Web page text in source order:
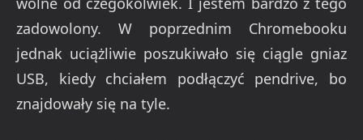
zadowolony. W poprzednim Chromebooku
jednak uciążliwie poszukiwało się ciągle gniaz
USB, kiedy chciałem podłączyć pendrive, bo
znajdowały się na tyle.